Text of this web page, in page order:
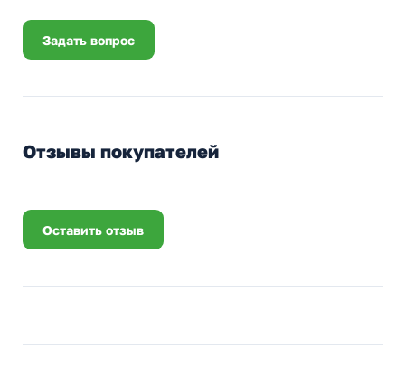
Задать вопрос
Отзывы покупателей
Оставить отзыв